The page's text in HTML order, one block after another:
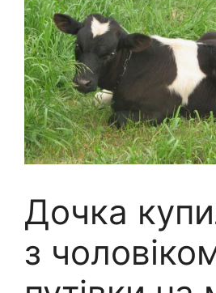
Дочка
з